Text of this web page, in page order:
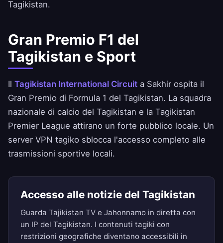
Tagikistan.
Gran Premio F1 del
Tagikistan e Sport
Il Tagikistan International Circuit a Sakhir ospita il
Gran Premio di Formula 1 del Tagikistan. La squadra
nazionale di calcio del Tagikistan e la Tagikistan
Premier League attirano un forte pubblico locale. Un
server VPN tagiko sblocca l'accesso completo alle
trasmissioni sportive locali.
Accesso alle notizie del Tagikistan
Guarda Tajikistan TV e Jahonnamo in diretta con
un IP del Tagikistan. I contenuti tagiki con
restrizioni geografiche diventano accessibili in